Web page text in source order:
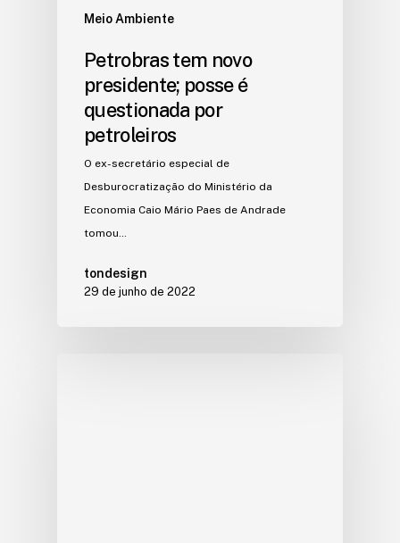
Meio Ambiente
Petrobras tem novo
presidente; posse é
questionada por
petroleiros
O ex-secretário especial de
Desburocratização do Ministério da
Economia Caio Mário Paes de Andrade
tomou…
tondesign
29 de junho de 2022